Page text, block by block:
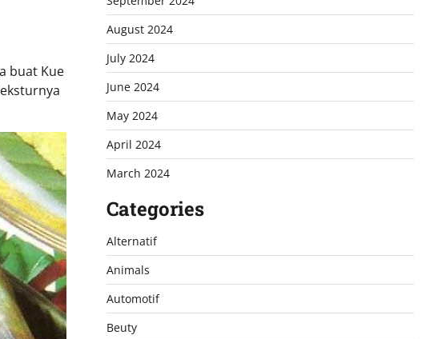
buat Kue
August 2024
July 2024
June 2024
May 2024
April 2024
March 2024
Categories
Alternatif
Animals
Automotif
Beuty